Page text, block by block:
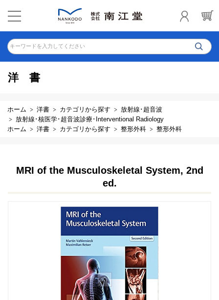
キーワードを入力してください
洋書
ホーム 洋書 カテゴリから探す
放射線･超音波
放射線･核医学･超音波診療･Interventional Radiology
ホーム
洋書 カテゴリから探す 整形外科 整形外科
MRI of the Musculoskeletal System, 2nd
ed.